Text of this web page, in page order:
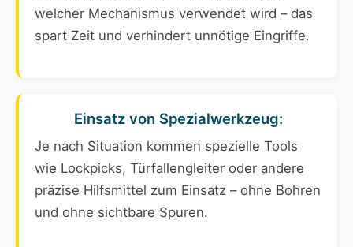
welcher Mechanismus verwendet wird – das
spart Zeit und verhindert unnötige Eingriffe.
Einsatz von Spezialwerkzeug:
Je nach Situation kommen spezielle Tools
wie Lockpicks, Türfallengleiter oder andere
präzise Hilfsmittel zum Einsatz – ohne Bohren
und ohne sichtbare Spuren.